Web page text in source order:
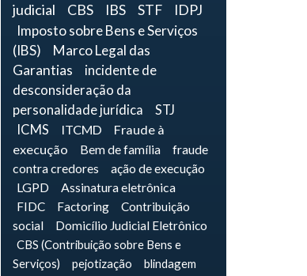
judicial
CBS IBS STF
IDPJ
Imposto sobre Bens e Serviços
(IBS)
Marco Legal das
Garantias
incidente de
desconsideração da
personalidade jurídica
STJ
ICMS
ITCMD
Fraude à
execução
Bem de família
fraude
contra credores
ação de execução
LGPD
Assinatura eletrônica
FIDC Factoring
Contribuição
social
Domicílio Judicial Eletrônico
CBS (Contribuição sobre Bens e
Serviços)
pejotização
blindagem